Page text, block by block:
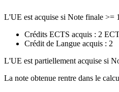
L'UE est acquise si Note finale >=
Crédits ECTS acquis : 2
Crédit de Langue acquis : 2
L'UE est partiellement acquise si
La note obtenue rentre dans le